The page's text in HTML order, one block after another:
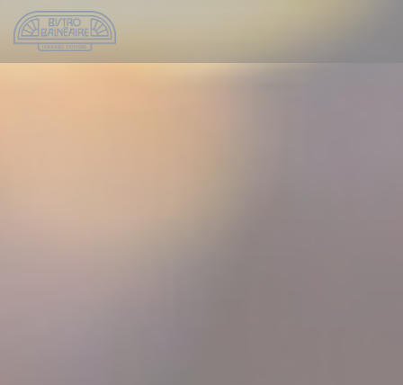
Personnalisation de vos choix en matière de cookies